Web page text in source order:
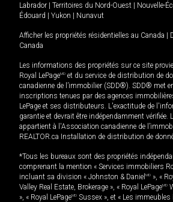
Labrador | Territoires du Nord-Ouest | Nouvelle-
Édouard | Yukon | Nunavut
Afficher les propriétés résidentielles au Canada |
Canada
Les informations des propriétés sur ce site
Royal LePageMD et du service de distribution de
canadienne de l’immobilier (SDD®). SDD® met
inscriptions tenues par des agences
LePage et ses distributeurs. L'exactitude de
garantie et devrait être indépendamment vérifiée.
appartient à l'Association canadienne de
REALTOR.ca Installation de distribution de
*Tous les bureaux sont des propriétés
comprenant la mention « Services immobiliers
incluant sa division « Johnston & Daniel MD », «
Valley Real Estate, Brokerage », « Royal LePageMD
», « Royal LePageMD Sussex », et « Les